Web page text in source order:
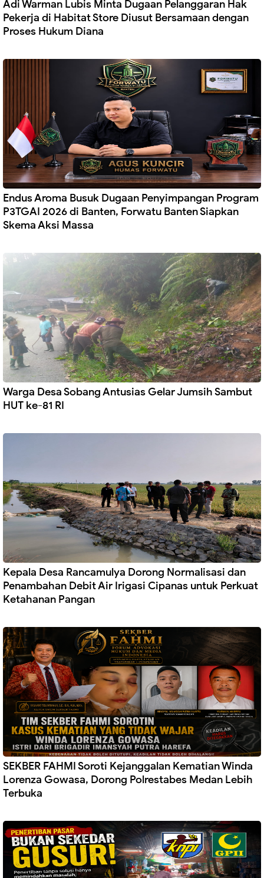
Adi Warman Lubis Minta Dugaan Pelanggaran Hak
Pekerja di Habitat Store Diusut Bersamaan dengan
Proses Hukum Diana
Endus Aroma Busuk Dugaan Penyimpangan Program
P3TGAI 2026 di Banten, Forwatu Banten Siapkan
Skema Aksi Massa
Warga Desa Sobang Antusias Gelar Jumsih Sambut
HUT ke-81 RI
Kepala Desa Rancamulya Dorong Normalisasi dan
Penambahan Debit Air Irigasi Cipanas untuk Perkuat
Ketahanan Pangan
SEKBER FAHMI Soroti Kejanggalan Kematian Winda
Lorenza Gowasa, Dorong Polrestabes Medan Lebih
Terbuka